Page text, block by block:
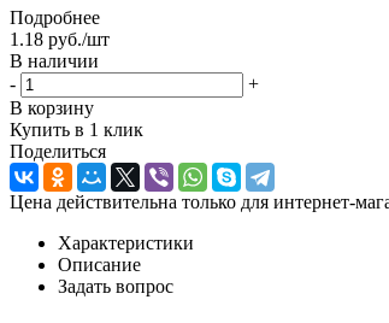
Подробнее
1.18 руб./шт
В наличии
-
+
В корзину
Купить в 1 клик
Поделиться
Цена действительна только для интернет-
Характеристики
Описание
Задать вопрос